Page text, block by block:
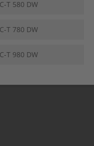
T 580 DW
T 780 DW
T 980 DW